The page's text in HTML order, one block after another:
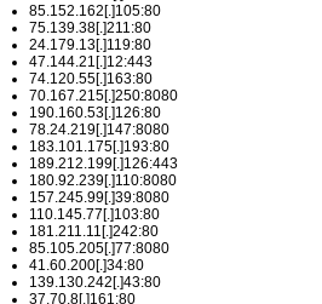
85.152.162[.]105:80
75.139.38[.]211:80
24.179.13[.]119:80
47.144.21[.]12:443
74.120.55[.]163:80
70.167.215[.]250:8080
190.160.53[.]126:80
78.24.219[.]147:8080
183.101.175[.]193:80
189.212.199[.]126:443
180.92.239[.]110:8080
157.245.99[.]39:8080
110.145.77[.]103:80
181.211.11[.]242:80
85.105.205[.]77:8080
41.60.200[.]34:80
139.130.242[.]43:80
37.70.8[.]161:80